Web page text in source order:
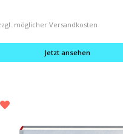
möglicher Versandkosten
Jetzt ansehen